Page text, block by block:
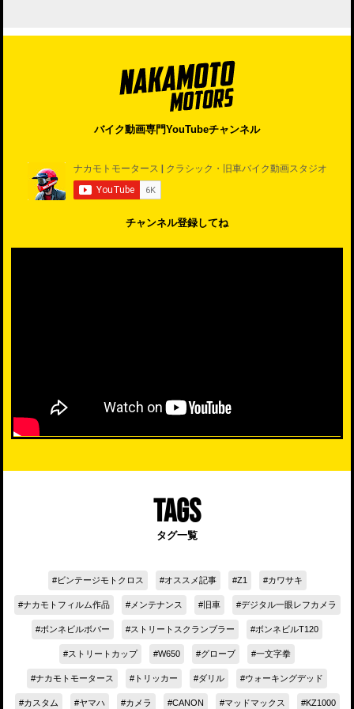
バイク動画専門YouTubeチャンネル
チャンネル登録してね
TAGS
タグ一覧
ビンテージモトクロス オススメ記事 Z1 カワサキ
ナカモトフィルム作品 メンテナンス 旧車 デジタル一眼レフカメラ
ボンネビルボバー ストリートスクランブラー ボンネビルT120
ストリートカップ W650 グローブ 一文字拳
ナカモトモータース トリッカー ダリル ウォーキングデッド
カスタム ヤマハ カメラ CANON マッドマックス KZ1000